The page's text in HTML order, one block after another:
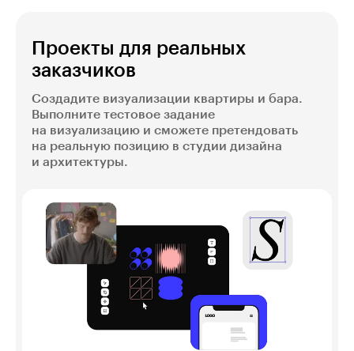
Проекты для реальных
заказчиков
Создадите визуализации квартиры и бара.
Выполните тестовое задание
на визуализацию и сможете претендовать
на реальную позицию в студии дизайна
и архитектуры.